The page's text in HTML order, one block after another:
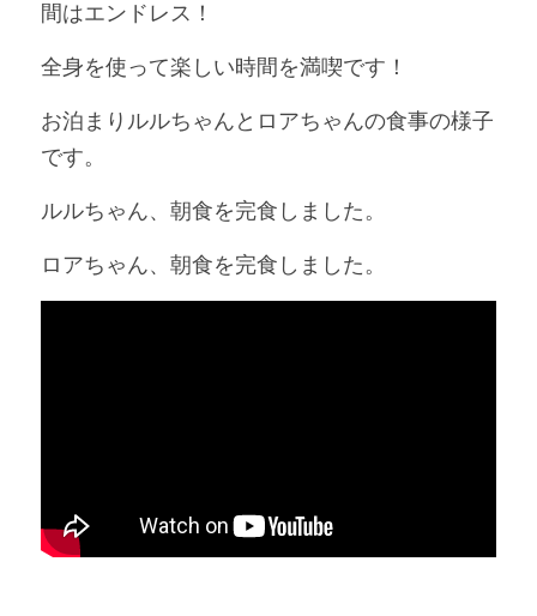
間はエンドレス！
全身を使って楽しい時間を満喫です！
お泊まりルルちゃんとロアちゃんの食事の様子
です。
ルルちゃん、朝食を完食しました。
ロアちゃん、朝食を完食しました。